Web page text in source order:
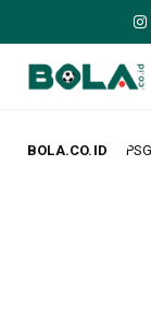
BOLA.CO.ID
pada Laga Pramusim